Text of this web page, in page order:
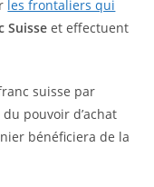
les frontaliers qui
Suisse et effectuent
suisse par
pouvoir d’achat
bénéficiera de la